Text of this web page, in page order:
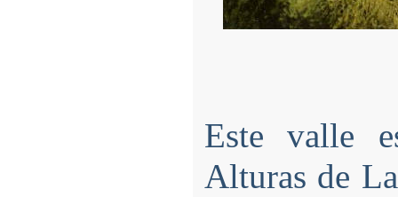
Este valle
Alturas de